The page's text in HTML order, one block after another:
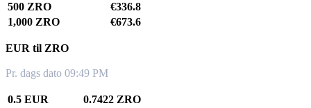
500 ZRO
€336.8
1,000 ZRO
€673.6
EUR til ZRO
Pr. dags dato 09:49 PM
0.5 EUR
0.7422 ZRO